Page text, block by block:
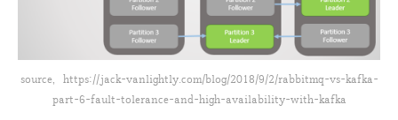
source, https://jack-vanlightly.com/blog/2018/9/2/rabbitmq-vs-kafka-
part-6-fault-tolerance-and-high-availability-with-kafka